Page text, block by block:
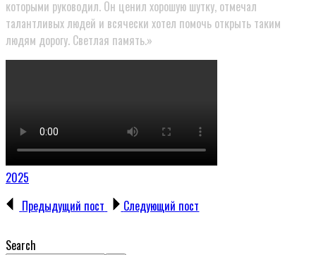
которыми руководил. Он ценил хорошую шутку, отмечал
талантливых людей и всячески хотел помочь открыть таким
людям дорогу. Светлая память.»
2025
Предыдущий пост
Следующий пост
Search